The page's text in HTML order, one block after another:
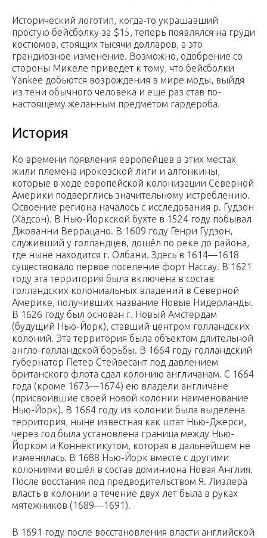
Исторический логотип, когда-то украшавший
простую бейсболку за $15, теперь появлялся на груди
костюмов, стоящих тысячи долларов, а это
грандиозное изменение. Возможно, одобрение со
стороны Микеле приведет к тому, что бейсболки
Yankee добьются возрождения в мире моды, выйдя
из тени обычного человека и еще раз став по-
настоящему желанным предметом гардероба.
История
Ко времени появления европейцев в этих местах
жили племена ирокезской лиги и алгонкины,
которые в ходе европейской колонизации Северной
Америки подверглись значительному истреблению.
Освоение региона началось с исследования р. Гудзон
(Хадсон). В Нью-Йоркской бухте в 1524 году побывал
Джованни Веррацано. В 1609 году Генри Гудзон,
служивший у голландцев, дошёл по реке до района,
где ныне находится г. Олбани. Здесь в 1614—1618
существовало первое поселение форт Нассау. В 1621
году эта территория была включена в состав
голландских колониальных владений в Северной
Америке, получивших название Новые Нидерланды.
В 1626 году был основан г. Новый Амстердам
(будущий Нью-Йорк), ставший центром голландских
колоний. Эта территория была объектом длительной
англо-голландской борьбы. В 1664 году голландский
губернатор Петер Стейвесант под давлением
британского флота сдал колонию англичанам. С 1664
года (кроме 1673—1674) ею владели англичане
(присвоившие своей новой колонии наименование
Нью-Йорк). В 1664 году из колонии была выделена
территория, ныне известная как штат Нью-Джерси,
через год была установлена граница между Нью-
Йорком и Коннектикутом, которая в дальнейшем не
изменялась. В 1688 Нью-Йорк вместе с другими
колониями вошёл в состав доминиона Новая Англия.
После восстания под предводительством Я. Лизлера
власть в колонии в течение двух лет была в руках
мятежников (1689—1691).
В 1691 году после восстановления власти английской